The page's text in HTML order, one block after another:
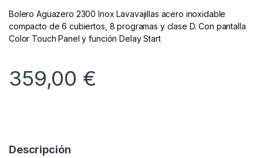
Bolero Aguazero 2300 Inox Lavavajillas acero inoxidable
compacto de 6 cubiertos, 8 programas y clase D. Con pantalla
Color Touch Panel y función Delay Start
359,00 €
Descripción